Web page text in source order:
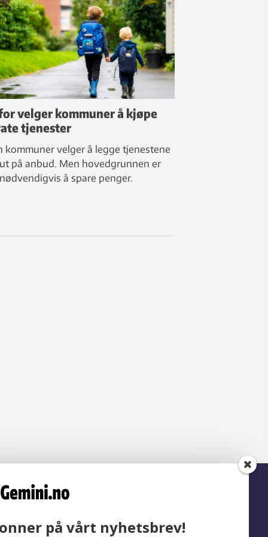
velger kommuner å kjøpe
tjenester
kommuner velger å legge tjenestene
på anbud. Men hovedgrunnen er
å spare penger.
på vårt nyhetsbrev!